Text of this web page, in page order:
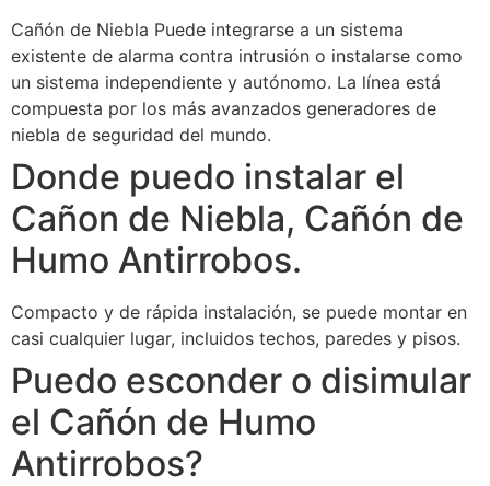
Cañón de Niebla Puede integrarse a un sistema
existente de alarma contra intrusión o instalarse como
un sistema independiente y autónomo. La línea está
compuesta por los más avanzados generadores de
niebla de seguridad del mundo.
Donde puedo instalar el
Cañon de Niebla, Cañón de
Humo Antirrobos.
Compacto y de rápida instalación, se puede montar en
casi cualquier lugar, incluidos techos, paredes y pisos.
Puedo esconder o disimular
el Cañón de Humo
Antirrobos?